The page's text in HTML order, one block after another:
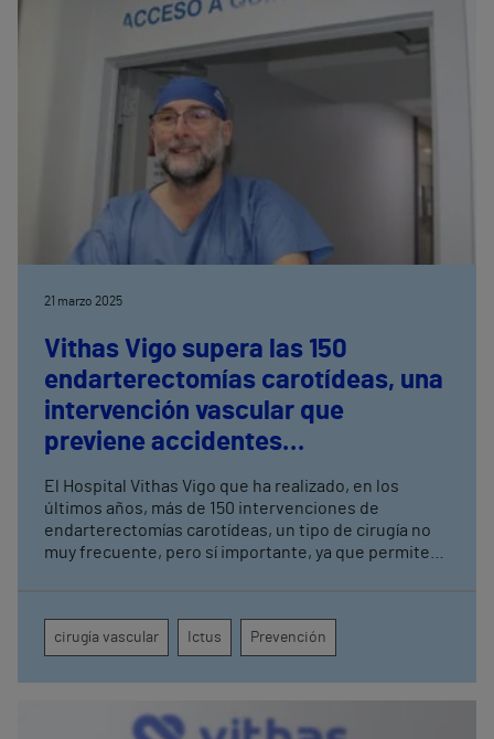
21 marzo 2025
Vithas Vigo supera las 150
endarterectomías carotídeas, una
intervención vascular que
previene accidentes
cerebrovasculares
El Hospital Vithas Vigo que ha realizado, en los
últimos años, más de 150 intervenciones de
endarterectomías carotídeas, un tipo de cirugía no
muy frecuente, pero sí importante, ya que permite
cerebro. Para evitar esta cirugía, el Dr. Juan José
Vidal Ínsua recomienda realizar chequeos
50 años.
cirugía vascular Ictus Prevención